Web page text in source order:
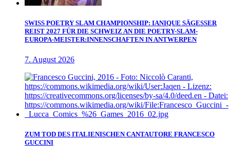
SWISS POETRY SLAM CHAMPIONSHIP: IANIQUE SÄGESSER
REIST 2027 FÜR DIE SCHWEIZ AN DIE POETRY-SLAM-
EUROPA-MEISTER:INNENSCHAFTEN IN ANTWERPEN
7. August 2026
ZUM TOD DES ITALIENISCHEN CANTAUTORE FRANCESCO
GUCCINI